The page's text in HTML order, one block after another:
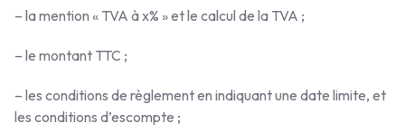
– la mention « TVA à x% » et le calcul de la TVA ;
– le montant TTC ;
– les conditions de règlement en indiquant une date limite, et
les conditions d’escompte ;